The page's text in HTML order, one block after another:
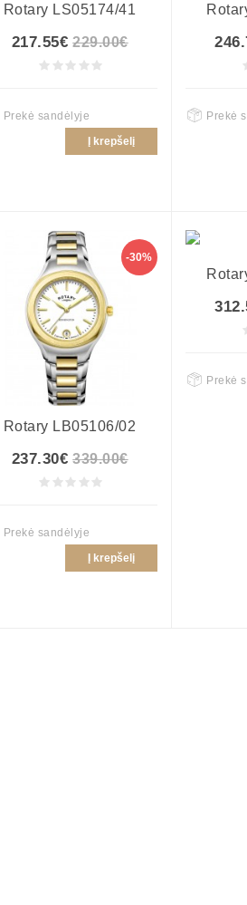
Rotary LS05174/41
217.55€ 229.00€
Prekė sandėlyje
Į krepšelį
Prekė
-30%
Rotary LB05106/02
237.30€ 339.00€
Prekė sandėlyje
Į krepšelį
Prekė